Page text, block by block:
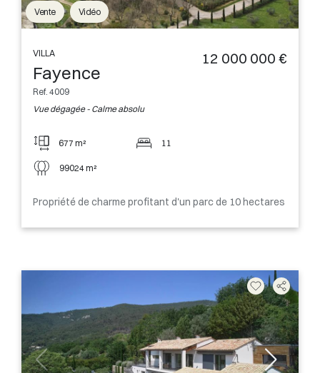
Vente Vidéo
VILLA
Fayence
Ref. 4009
Vue dégagée - Calme absolu
12 000 000 €
677 m²
99024 m²
11
Propriété de charme profitant d'un parc de 10 hectares